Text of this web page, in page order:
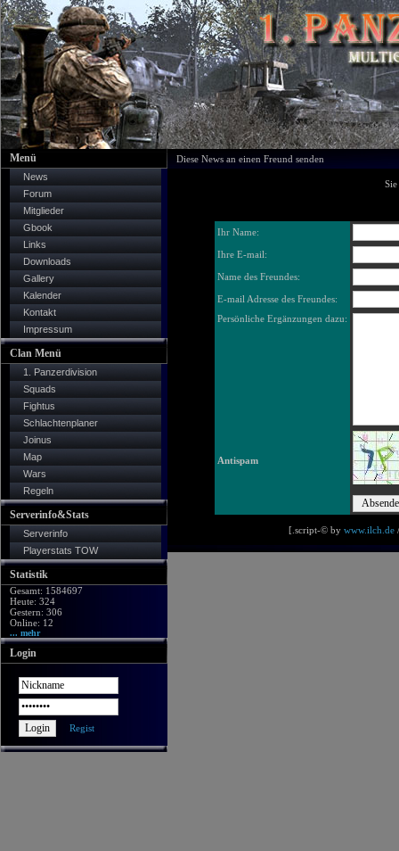
Menü
News
Forum
Mitglieder
Gbook
Links
Downloads
Gallery
Kalender
Kontakt
Impressum
Clan Menü
1. Panzerdivision
Squads
Fightus
Schlachtenplaner
Joinus
Map
Wars
Regeln
Serverinfo&Stats
Serverinfo
Playerstats TOW
Statistik
Gesamt: 1584697
Heute: 324
Gestern: 306
Online: 12
... mehr
Login
Regist
Diese News an einen Freund senden
Ihr Name:
Ihre E-mail:
Name des Freundes:
E-mail Adresse des Freundes:
Persönliche Ergänzungen dazu:
Antispam
[.script-© by www.ilch.de/